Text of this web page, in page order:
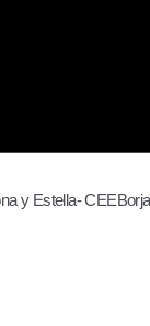
y Estella- CEEBorja